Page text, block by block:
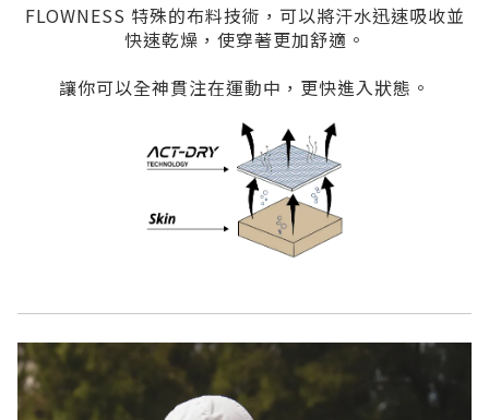
FLOWNESS 特殊的布料技術，可以將汗水迅速吸收並
快速乾燥，使穿著更加舒適。
讓你可以全神貫注在運動中，更快進入狀態。